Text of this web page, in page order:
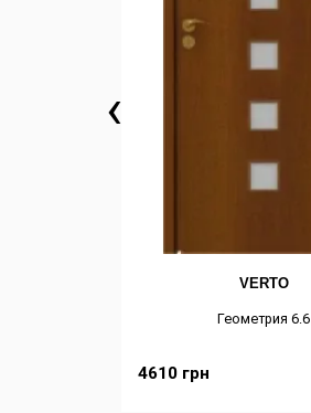
VERTO
Геометрия 6.6
4610 грн
‹